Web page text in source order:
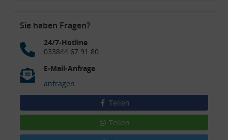
Sie haben Fragen?
24/7-Hotline
033844 67 91 80
E-Mail-Anfrage
anfragen
Teilen
Teilen